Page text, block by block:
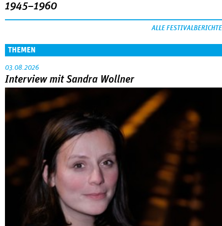
1945–1960
ALLE FESTIVALBERICHTE
THEMEN
03.08.2026
Interview mit Sandra Wollner